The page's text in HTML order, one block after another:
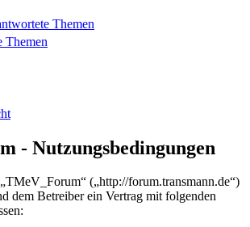
Themen
Themen
- Nutzungsbedingungen
(„http://forum.transmann.de“)
dem Betreiber ein Vertrag mit folgenden